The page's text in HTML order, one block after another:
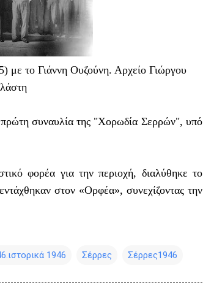
το Γιάννη Ουζούνη. Αρχείο Γιώργου
συναυλία της "Χορωδία Σερρών", υπό
φορέα για την περιοχή, διαλύθηκε το
στον «Ορφέα», συνεχίζοντας την
1946 Σέρρες Σέρρες1946